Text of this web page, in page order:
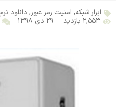
ابزار شبکه, امنیت رمز عبور, دانلود
۲,۵۵۳ بازدید
۲۹ دی ۱۳۹۸